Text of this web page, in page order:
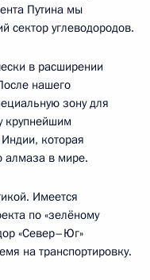
Путина мы
сектор углеводородов.
в расширении
нашего
зону для
крупнейшим
которая
алмаза в мире.
Имеется
по «зелёному
«Север–Юг»
на транспортировку.